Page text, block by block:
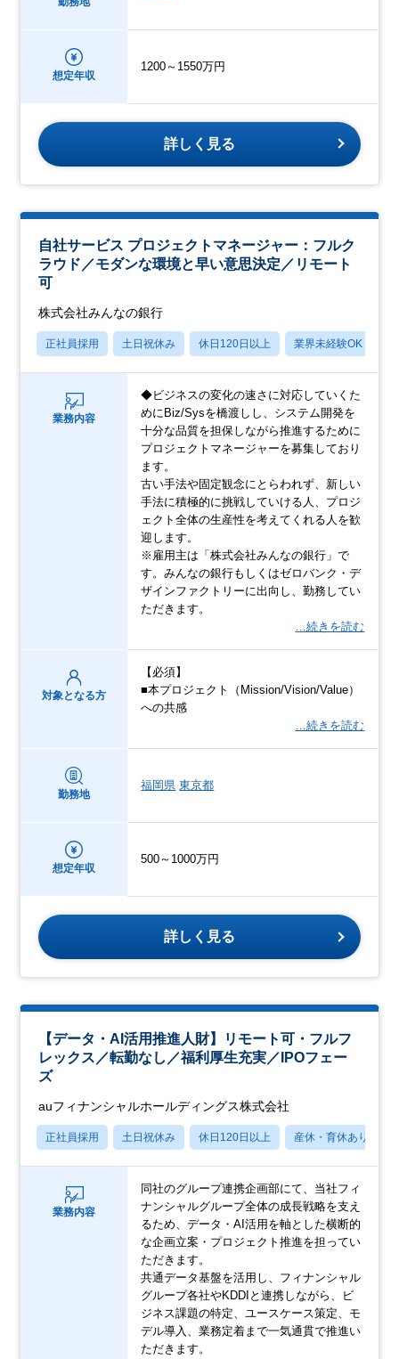
想定年収
1200～1550万円
詳しく見る
自社サービス プロジェクトマネージャー：フルク
ラウド／モダンな環境と早い意思決定／リモート
可
株式会社みんなの銀行
正社員採用 土日祝休み 休日120日以上 業界未経験OK
業務内容
◆ビジネスの変化の速さに対応していくた
めにBiz/Sysを橋渡しし、システム開発を
十分な品質を担保しながら推進するために
プロジェクトマネージャーを募集しており
ます。
古い手法や固定観念にとらわれず、新しい
手法に積極的に挑戦していける人、プロジ
ェクト全体の生産性を考えてくれる人を歓
迎します。
※雇用主は「株式会社みんなの銀行」で
す。みんなの銀行もしくはゼロバンク・デ
ザインファクトリーに出向し、勤務してい
ただきます。
…続きを読む
対象となる方
【必須】
■本プロジェクト（Mission/Vision/Value）
への共感
…続きを読む
勤務地
福岡県 東京都
想定年収
500～1000万円
詳しく見る
【データ・AI活用推進人財】リモート可・フルフ
レックス／転勤なし／福利厚生充実／IPOフェー
ズ
auフィナンシャルホールディングス株式会社
正社員採用 土日祝休み 休日120日以上 産休・育休あり
業務内容
同社のグループ連携企画部にて、当社フィ
ナンシャルグループ全体の成長戦略を支え
るため、データ・AI活用を軸とした横断的
な企画立案・プロジェクト推進を担ってい
ただきます。
共通データ基盤を活用し、フィナンシャル
グループ各社やKDDIと連携しながら、ビ
ジネス課題の特定、ユースケース策定、モ
デル導入、業務定着まで一気通貫で推進い
ただきます。